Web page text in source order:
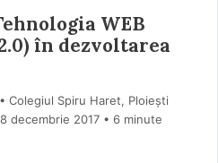
WEB
în dezvoltarea
• Colegiul Spiru Haret, Ploiești
8 decembrie 2017 • 6 minute